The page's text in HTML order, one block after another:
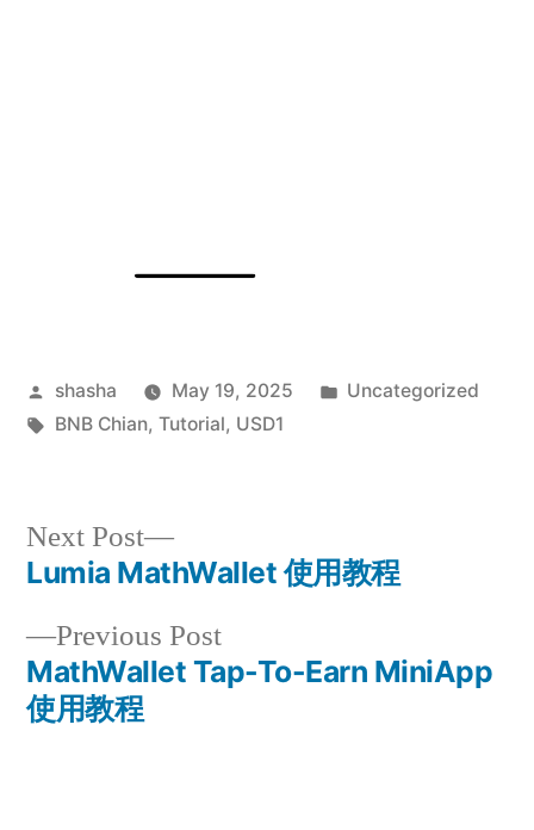
Posted
by
shasha May 19, 2025
Posted
Uncategorized
Tags:
BNB Chian, Tutorial, USD1
Post
navigation
Previous PostPrevious
post:
MathWallet Tap-To-Earn MiniApp
使用教程
Next Post
Next
post:
Lumia MathWallet 使用教程